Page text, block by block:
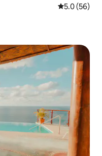
レビュー56
5.0 (56)